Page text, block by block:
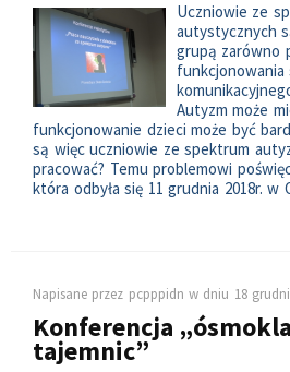
Uczniowie ze
autystycznych
grupą zarówno
funkcjonowania
Autyzm może
funkcjonowanie dzieci może być
są więc uczniowie ze spektrum
pracować? Temu problemowi
która odbyła się 11 grudnia 2018r. w
Napisane przez pcpppidn w dniu 18
Konferencja
tajemnic”